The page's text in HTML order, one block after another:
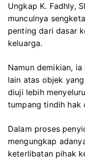
Ungkap K. Fadhly,
munculnya
penting dari dasar
keluarga.
Namun demikian,
lain atas objek
diuji lebih
tumpang tindih hak
Dalam proses
mengungkap
keterlibatan pihak